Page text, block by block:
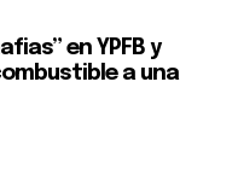
en YPFB y
a una